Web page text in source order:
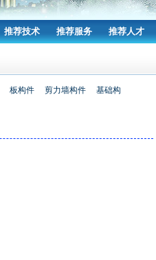
推荐技术 推荐服务 推荐人才
板构件 剪力墙构件
基础构